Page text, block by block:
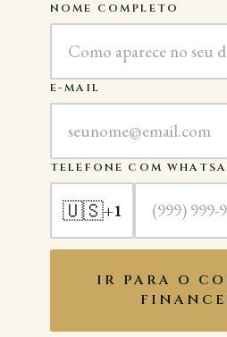
NOME COMPLETO
E-MAIL
TELEFONE COM
🇺🇸+1
IR PARA O